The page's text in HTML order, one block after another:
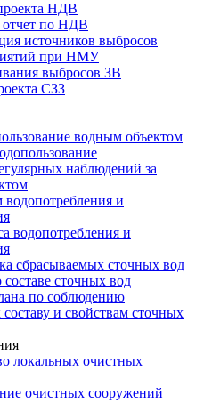
НДВ
отчет по НДВ
источников выбросов
при НМУ
выбросов ЗВ
СЗЗ
водным объектом
наблюдений за
водопотребления и
водопотребления и
сбрасываемых сточных вод
составе сточных вод
по соблюдению
и свойствам сточных
локальных очистных
очистных сооружений